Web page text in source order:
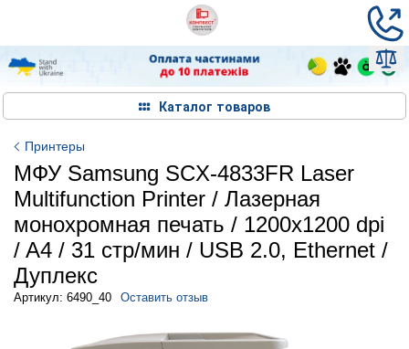
Каталог товаров
Принтеры
МФУ Samsung SCX-4833FR Laser
Multifunction Printer / Лазерная
монохромная печать / 1200x1200 dpi
/ A4 / 31 стр/мин / USB 2.0, Ethernet /
Дуплекс
Артикул: 6490_40 Оставить отзыв